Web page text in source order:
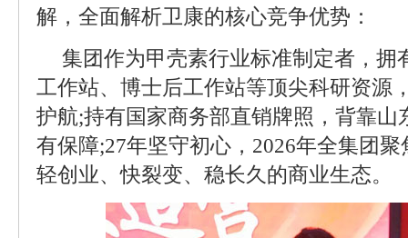
解，全面解析卫康的核心竞争优势：
集团作为甲壳素行业标准制定者，拥
工作站、博士后工作站等顶尖科研资源
护航;持有国家商务部直销牌照，背靠山
有保障;27年坚守初心，2026年全集团
轻创业、快裂变、稳长久的商业生态。